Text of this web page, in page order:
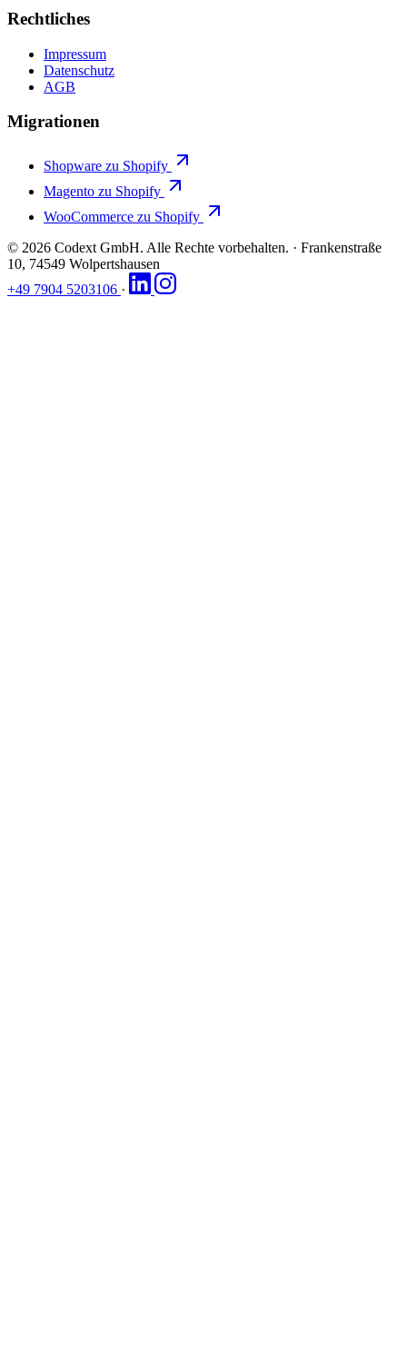
Rechtliches
Impressum
Datenschutz
AGB
Migrationen
Shopware zu Shopify
Magento zu Shopify
WooCommerce zu Shopify
© 2026 Codext GmbH. Alle Rechte vorbehalten. · Frankenstraße
10, 74549 Wolpertshausen
+49 7904 5203106 ·